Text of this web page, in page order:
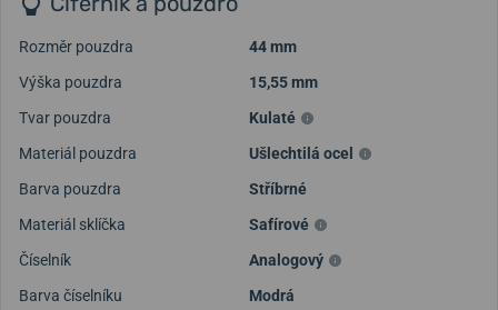
Rozměr pouzdra
44 mm
Výška pouzdra
15,55 mm
Tvar pouzdra
Kulaté
Materiál pouzdra
Ušlechtilá ocel
Barva pouzdra
Stříbrné
Materiál sklíčka
Safírové
Číselník
Analogový
Barva číselníku
Modrá